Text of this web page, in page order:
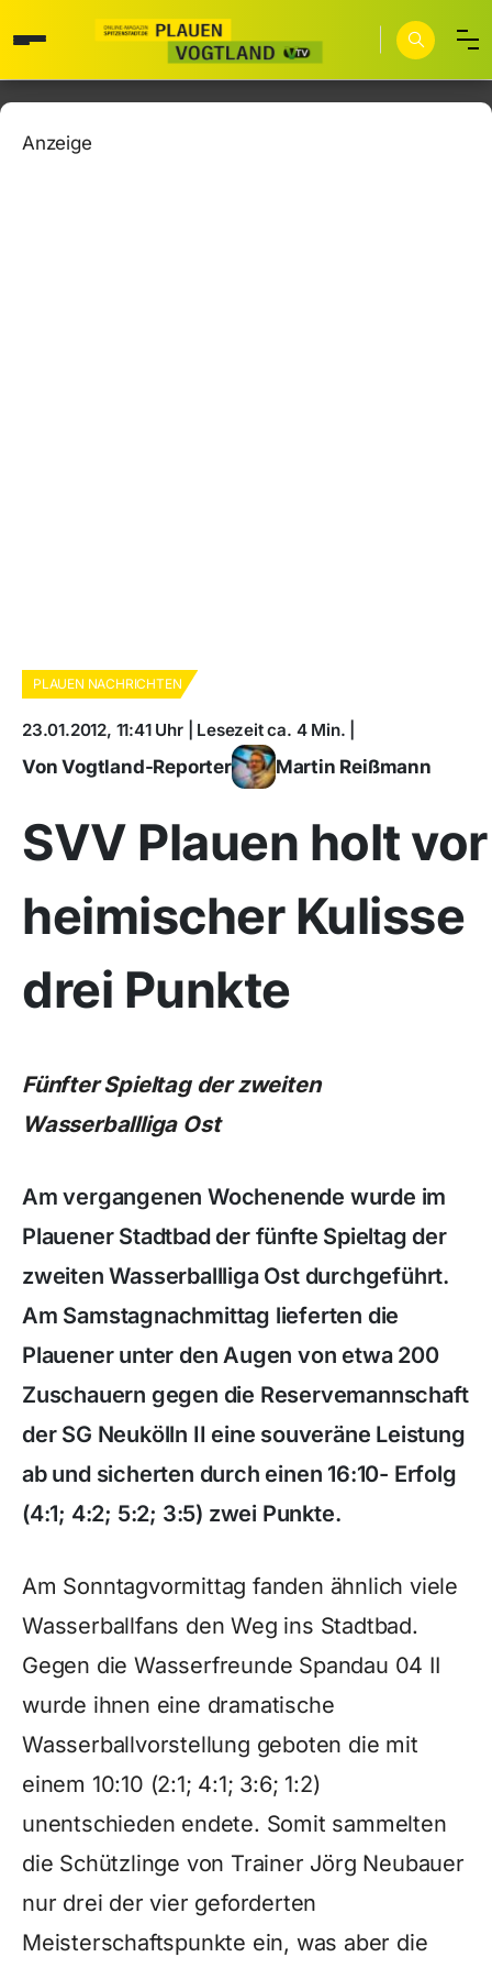
Anzeige
PLAUEN NACHRICHTEN
23.01.2012, 11:41 Uhr | Lesezeit ca. 4 Min. |
Von Vogtland-Reporter Martin Reißmann
SVV Plauen holt vor
heimischer Kulisse
drei Punkte
Fünfter Spieltag der zweiten
Wasserballliga Ost
Am vergangenen Wochenende wurde im
Plauener Stadtbad der fünfte Spieltag der
zweiten Wasserballliga Ost durchgeführt.
Am Samstagnachmittag lieferten die
Plauener unter den Augen von etwa 200
Zuschauern gegen die Reservemannschaft
der SG Neukölln II eine souveräne Leistung
ab und sicherten durch einen 16:10- Erfolg
(4:1; 4:2; 5:2; 3:5) zwei Punkte.
Am Sonntagvormittag fanden ähnlich viele
Wasserballfans den Weg ins Stadtbad.
Gegen die Wasserfreunde Spandau 04 II
wurde ihnen eine dramatische
Wasserballvorstellung geboten die mit
einem 10:10 (2:1; 4:1; 3:6; 1:2)
unentschieden endete. Somit sammelten
die Schützlinge von Trainer Jörg Neubauer
nur drei der vier geforderten
Meisterschaftspunkte ein, was aber die